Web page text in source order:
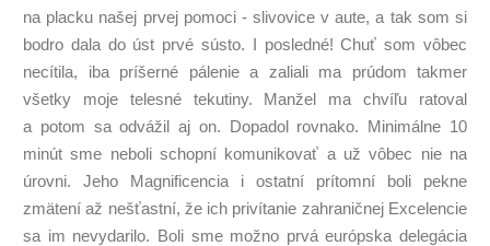
na placku našej prvej pomoci - slivovice v aute, a tak som si
bodro dala do úst prvé sústo. I posledné! Chuť som vôbec
necítila, iba príšerné pálenie a zaliali ma prúdom takmer
všetky moje telesné tekutiny. Manžel ma chvíľu ratoval
a potom sa odvážil aj on. Dopadol rovnako. Minimálne 10
minút sme neboli schopní komunikovať a už vôbec nie na
úrovni. Jeho Magnificencia i ostatní prítomní boli pekne
zmätení až nešťastní, že ich privítanie zahraničnej Excelencie
sa im nevydarilo. Boli sme možno prvá európska delegácia